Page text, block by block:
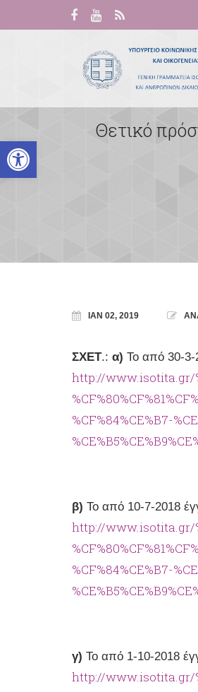
Ανοίξτε τη γραμμή εργαλείων
Θετικό
ΙΑΝ 02, 2019
ΣΧΕΤ.: α) Το από 30-3-
http://www.isotita.gr/
%CF%84%CE%B7-
β) Το από 10-7-2018
http://www.isotita.gr/
%CF%84%CE%B7-
γ) Το από 1-10-2018
http://www.isotita.gr/